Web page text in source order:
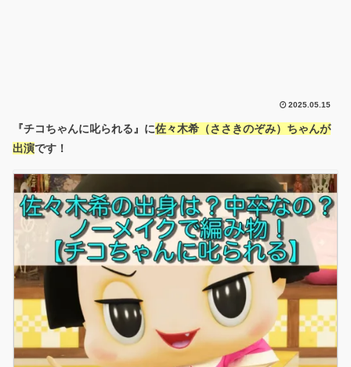
2025.05.15
『チコちゃんに叱られる』に佐々木希（ささきのぞみ）ちゃんが
出演です！